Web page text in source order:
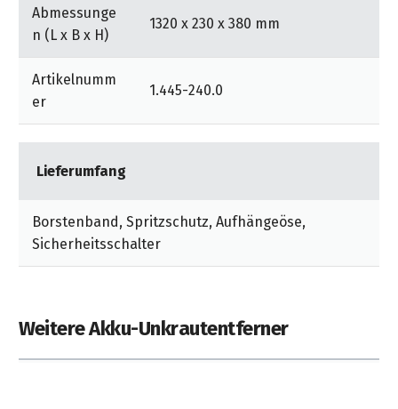
Abmessunge
n (L x B x H)
1320 x 230 x 380 mm
Artikelnumm
er
1.445-240.0
Lieferumfang
Borstenband, Spritzschutz, Aufhängeöse,
Sicherheitsschalter
Weitere Akku-Unkrautentferner